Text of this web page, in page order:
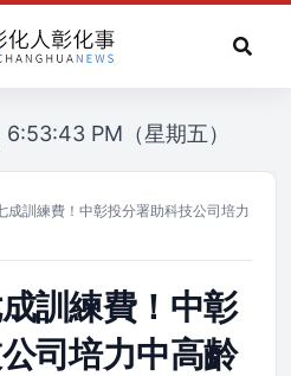
PM（星期五）
成訓練費！中彰投分署助科技公司培力
訓練費！中彰
司培力中高齡